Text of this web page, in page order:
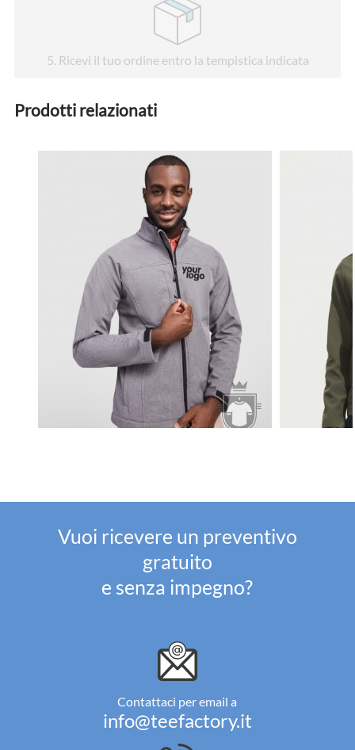
5. Ricevi il tuo ordine entro la tempistica indicata
Prodotti relazionati
Vuoi ricevere un preventivo
gratuito
e senza impegno?
Contattaci per email a
info@teefactory.it